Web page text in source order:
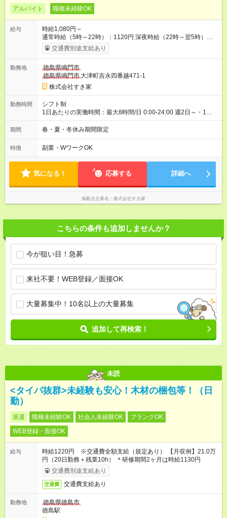
アルバイト 職種未経験OK
給与
時給1,080円～
通常時給（5時～22時）：1120円 深夜時給（22時～翌5時）：
1400円 高校生時給：1080円 【特別手当】早朝手当（5：00-9：
00）時給+150円 【試用期間】試用期間あり 試用期間の長さ：1
30日（※条件変更なし）ですが、切り上げで一ヶ月とさせてい
ただきます。 研修制度あり：15時間(研修中も同時給）
交通費別途支給あり
勤務地
徳島県鳴門市
徳島県鳴門市 大津町吉永四番越471-1
株式会社すき家
勤務時間
シフト制
1日あたりの実働時間：最大8時間/日 0:00-24:00 週2日～・1日
2h～OK ＜シフト例＞ 〇朝帯 5:00-9:00 〇昼帯 9:00-14:00 〇午
後帯 14:00-18:00 〇夜帯 18:00-22:00 〇深夜帯 22:00-翌5:00 基
ます♪
期間 春・夏・冬休み期間限定
特徴 副業・WワークOK
気になる！ 応募する 詳細へ
掲載元企業名 株式会社すき家
こちらの条件も追加しませんか？
今が狙い目！急募
来社不要！WEB登録／面接OK
大量募集中！10名以上の大量募集
追加して再検索！
未読
<タイパ抜群>未経験も安心！木材の梱包等！（日
勤）
派遣 職種未経験OK 社会人未経験OK
ブランクOK
WEB登録・面接OK
給与
時給1220円 ※交通費全額支給（規定あり） 【月収例】21.0万
円（20日勤務＋残業10h） ＊研修期間2ヶ月は時給1130円
交通費別途支給あり
交通費 交通費支給あり
勤務地
徳島県徳島市
徳島駅